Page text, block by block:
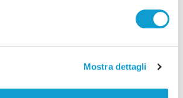
Mostra dettagli